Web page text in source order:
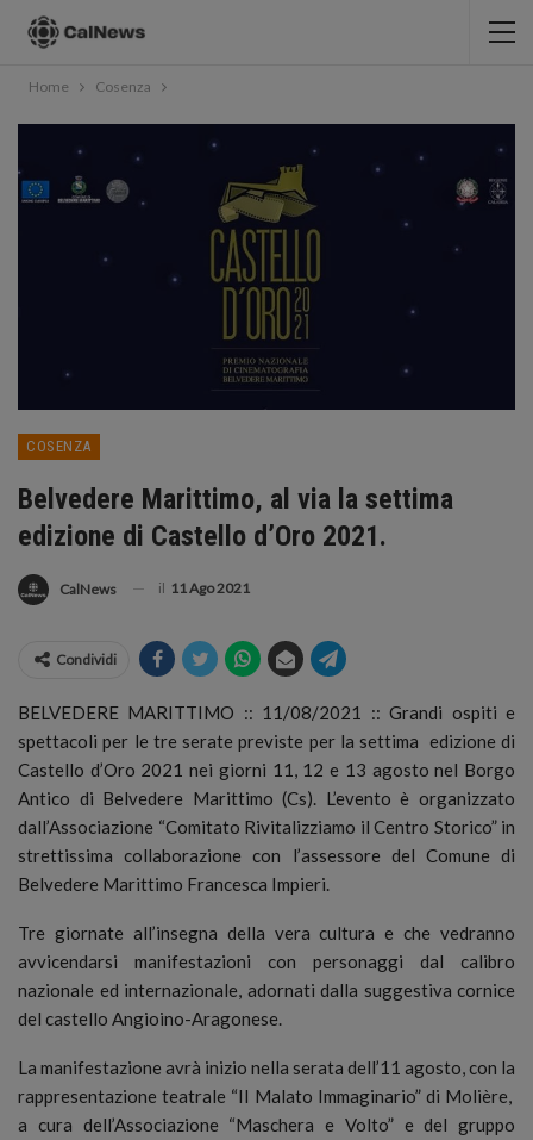
Home Cosenza
COSENZA
Belvedere Marittimo, al via la settima
edizione di Castello d’Oro 2021.
CalNews il 11 Ago 2021
Condividi
BELVEDERE MARITTIMO :: 11/08/2021 :: Grandi ospiti e
spettacoli per le tre serate previste per la settima edizione di
Castello d’Oro 2021 nei giorni 11, 12 e 13 agosto nel Borgo
Antico di Belvedere Marittimo (Cs). L’evento è organizzato
dall’Associazione “Comitato Rivitalizziamo il Centro Storico” in
strettissima collaborazione con l’assessore del Comune di
Belvedere Marittimo Francesca Impieri.
Tre giornate all’insegna della vera cultura e che vedranno
avvicendarsi manifestazioni con personaggi dal calibro
nazionale ed internazionale, adornati dalla suggestiva cornice
del castello Angioino-Aragonese.
La manifestazione avrà inizio nella serata dell’11 agosto, con la
rappresentazione teatrale “Il Malato Immaginario” di Molière,
a cura dell’Associazione “Maschera e Volto” e del gruppo